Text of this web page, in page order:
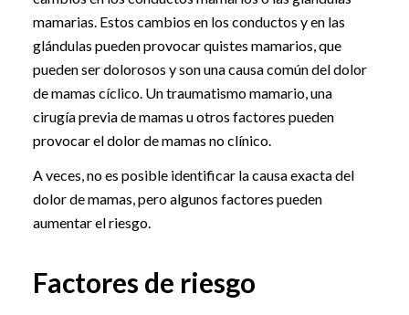
mamarias. Estos cambios en los conductos y en las
glándulas pueden provocar quistes mamarios, que
pueden ser dolorosos y son una causa común del dolor
de mamas cíclico. Un traumatismo mamario, una
cirugía previa de mamas u otros factores pueden
provocar el dolor de mamas no clínico.
A veces, no es posible identificar la causa exacta del
dolor de mamas, pero algunos factores pueden
aumentar el riesgo.
Factores de riesgo